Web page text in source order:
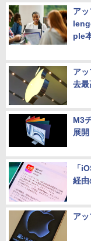
ア
ple
ア
去最
M3
展開
「
経
ア